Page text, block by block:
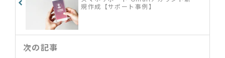
規作成【サポート事例】
次の記事